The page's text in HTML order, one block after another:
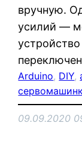
вручную.
усилий —
Arduino, DIY,
09.09.2020